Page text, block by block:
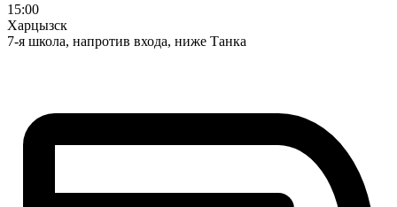
15:00
Харцызск
7-я школа, напротив входа, ниже Танка